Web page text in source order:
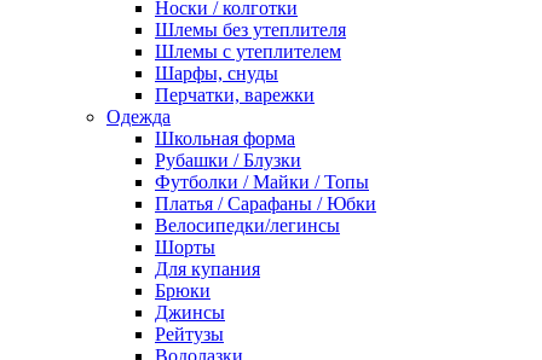
Носки / колготки
Шлемы без утеплителя
Шлемы с утеплителем
Шарфы, снуды
Перчатки, варежки
Одежда
Школьная форма
Рубашки / Блузки
Футболки / Майки / Топы
Платья / Сарафаны / Юбки
Велосипедки/легинсы
Шорты
Для купания
Брюки
Джинсы
Рейтузы
Водолазки